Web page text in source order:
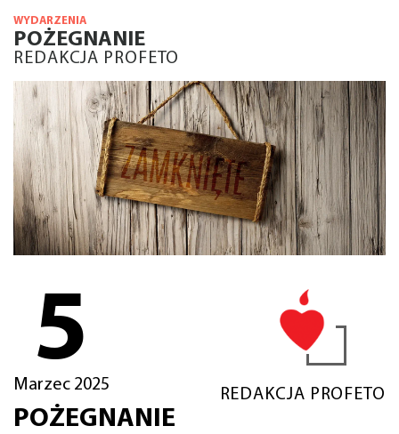
WYDARZENIA
POŻEGNANIE
REDAKCJA PROFETO
5
Marzec 2025
REDAKCJA PROFETO
POŻEGNANIE